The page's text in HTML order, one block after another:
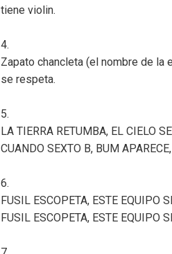
tiene violin.
4.
Zapato chancleta (el nombre de la
se respeta.
5.
LA TIERRA RETUMBA, EL CIELO
CUANDO SEXTO B, BUM
6.
FUSIL ESCOPETA, ESTE EQUIPO
FUSIL ESCOPETA, ESTE EQUIPO